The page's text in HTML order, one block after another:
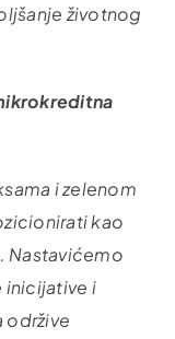
životnog
i zelenom
kao
Nastavićemo
inicijative i
održive